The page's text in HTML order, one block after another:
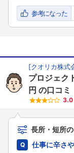
参考になった
[クオリカ株式
プロジェク
円 の口コミ
3.0
長所・短所の
仕事に辛さ